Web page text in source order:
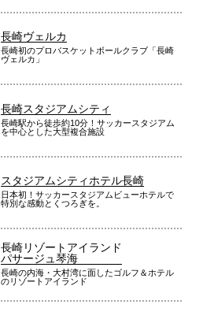
長崎ヴェルカ
長崎初のプロバスケットボールクラブ「長崎
ヴェルカ」
長崎スタジアムシティ
長崎駅から徒歩約10分！サッカースタジアム
を中心とした大型複合施設
スタジアムシティホテル長崎
日本初！サッカースタジアムビューホテルで
特別な感動とくつろぎを。
長崎リゾートアイランド
パサージュ琴海
長崎の内海・大村湾に面したゴルフ＆ホテル
のリゾートアイランド